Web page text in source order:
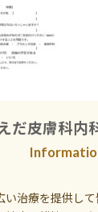
だ皮膚科内
い治療を提供し